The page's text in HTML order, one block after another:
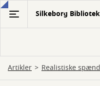
Gå
hovedindhold
Silkeborg
Artikler Realistiske